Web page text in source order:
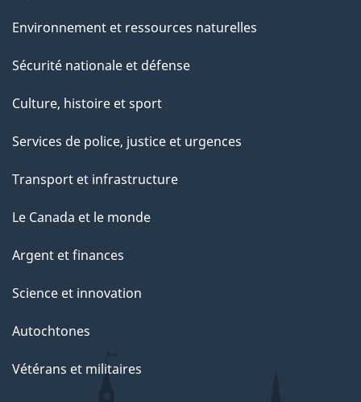
Environnement et ressources naturelles
Sécurité nationale et défense
Culture, histoire et sport
Services de police, justice et urgences
Transport et infrastructure
Le Canada et le monde
Argent et finances
Science et innovation
Autochtones
Vétérans et militaires